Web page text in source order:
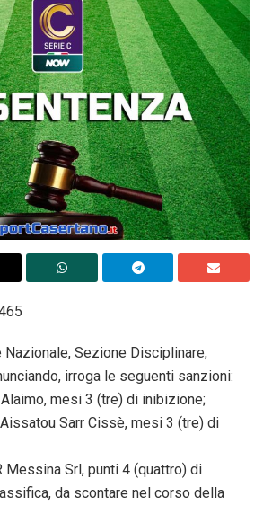
Nazionale, Sezione Disciplinare,
irroga le seguenti sanzioni:
mesi 3 (tre) di inibizione;
Sarr Cissè, mesi 3 (tre) di
Messina Srl, punti 4 (quattro) di
da scontare nel corso della